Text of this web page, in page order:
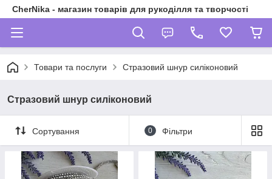
CherNika - магазин товарів для рукоділля та творчості
Товари та послуги Стразовий шнур силіконовий
Стразовий шнур силіконовий
Сортування 0 Фільтри